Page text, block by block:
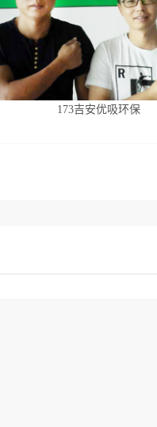
173吉安优吸环保